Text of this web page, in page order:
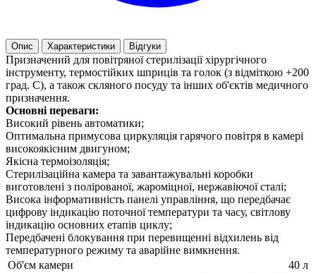
Опис Характеристики Відгуки
Призначений для повітряної стерилізації хірургічного
інструменту, термостійких шприців та голок (з відміткою +200
град. С), а також скляного посуду та інших об'єктів медичного
призначення.
Основні переваги:
Високий рівень автоматики;
Оптимальна примусова циркуляція гарячого повітря в камері
високоякісним двигуном;
Якісна термоізоляція;
Стерилізаційна камера та завантажувальні коробки
виготовлені з полірованої, жароміцної, нержавіючої сталі;
Висока інформативність панелі управління, що передбачає
цифрову індикацію поточної температури та часу, світлову
індикацію основних етапів циклу;
Передбачені блокування при перевищенні відхилень від
температурного режиму та аварійне вимкнення.
Об'єм камери
40 л